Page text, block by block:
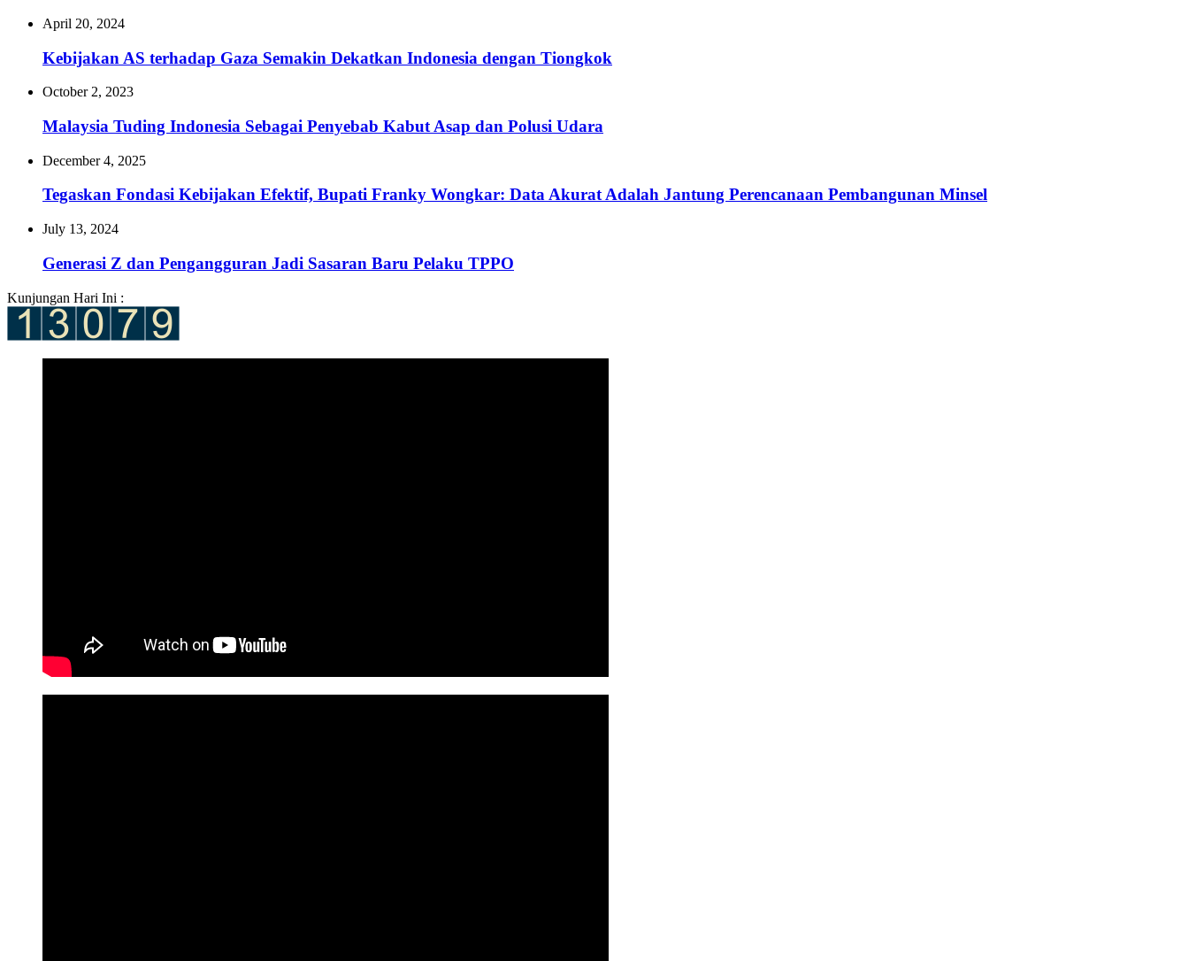
April 20, 2024
Kebijakan AS terhadap Gaza Semakin Dekatkan Indonesia dengan Tiongkok
October 2, 2023
Malaysia Tuding Indonesia Sebagai Penyebab Kabut Asap dan Polusi Udara
December 4, 2025
Tegaskan Fondasi Kebijakan Efektif, Bupati Franky Wongkar: Data Akurat Adalah Jantung Perencanaan Pembangunan Minsel
July 13, 2024
Generasi Z dan Pengangguran Jadi Sasaran Baru Pelaku TPPO
Kunjungan Hari Ini :